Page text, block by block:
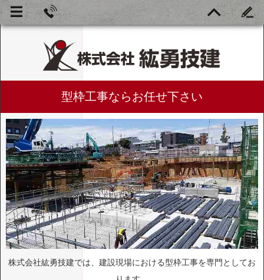
型枠工事ならお任せ下さい
株式会社紘勇技建では、建設現場における型枠工事を専門としてお